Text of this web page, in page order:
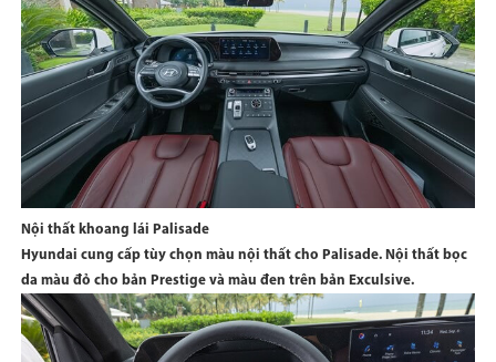
Nội thất khoang lái Palisade
Hyundai cung cấp tùy chọn màu nội thất cho Palisade. Nội thất bọc
da màu đỏ cho bản Prestige và màu đen trên bản Exculsive.